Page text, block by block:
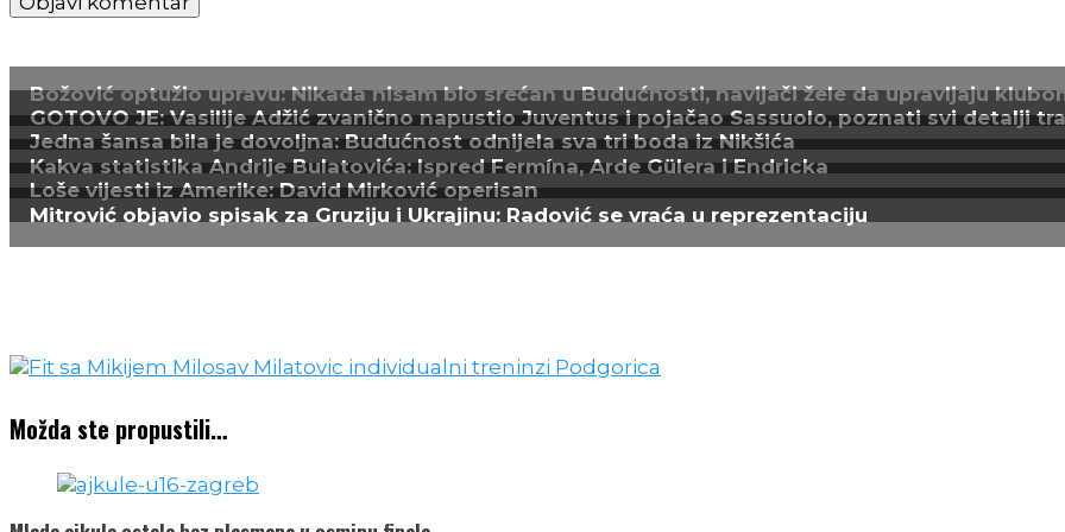
Božović optužio upravu: Nikada nisam bio srećan u Budućnosti, navijači žele da upravljaju
GOTOVO JE: Vasilije Adžić zvanično napustio Juventus i pojačao Sassuolo, poznati svi detalji
Jedna šansa bila je dovoljna: Budućnost odnijela sva tri boda iz Nikšića
Kakva statistika Andrije Bulatovića: Ispred Fermína, Arde Gülera i Endricka
Loše vijesti iz Amerike: David Mirković operisan
Mitrović objavio spisak za Gruziju i Ukrajinu: Radović se vraća u reprezentaciju
Možda ste propustili…